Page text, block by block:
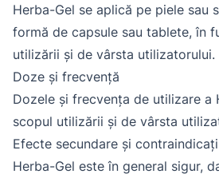
Herba-Gel se aplică pe piele sau
formă de capsule sau tablete, în
utilizării și de vârsta utilizatorului.
Doze și frecvență
Dozele și frecvența de utilizare a
scopul utilizării și de vârsta
Efecte secundare și
Herba-Gel este în general sigur,